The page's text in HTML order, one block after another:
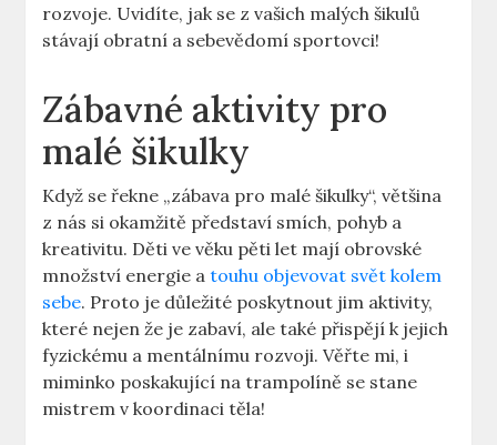
rozvoje. Uvidíte, jak se z vašich malých šikulů
stávají obratní a sebevědomí sportovci!
Zábavné aktivity pro
malé šikulky
Když se řekne „zábava pro malé šikulky“, většina
z nás si okamžitě představí smích, pohyb a
kreativitu. Děti ve věku pěti let mají obrovské
množství energie atouhu objevovat svět kolem
sebe. Proto je důležité poskytnout jim aktivity,
které nejen že je zabaví, ale také přispějí k jejich
fyzickému a mentálnímu rozvoji. Věřte mi, i
miminko poskakující na trampolíně se stane
mistrem v koordinaci těla!